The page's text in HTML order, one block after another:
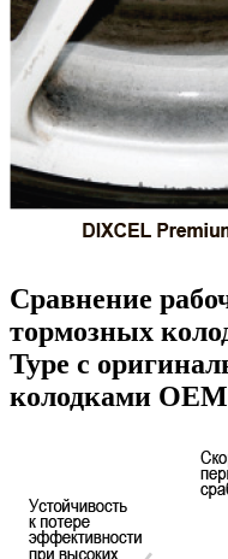
Сравнение
тормозных
Type с
колодками